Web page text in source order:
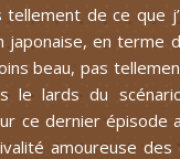
de ce que
japonaise, en
beau, pas
le lards du
ce dernier épisode
amoureuse